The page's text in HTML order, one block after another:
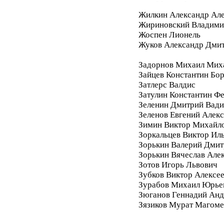
Жилкин Александр
Жириновский
Жоспен Лионель
Жуков Александр
Задорнов Михаил
Зайцев Константин
Затлерс Валдис
Затулин Константин
Зеленин Дмитрий
Зеленов Евгений
Зимин Виктор
Зоркальцев Виктор
Зорькин Валерий
Зорькин Вячеслав
Зотов Игорь Львович
Зубков Виктор
Зурабов Михаил
Зюганов Геннадий
Зязиков Мурат